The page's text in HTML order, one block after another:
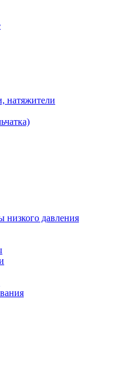
натяжители
низкого давления